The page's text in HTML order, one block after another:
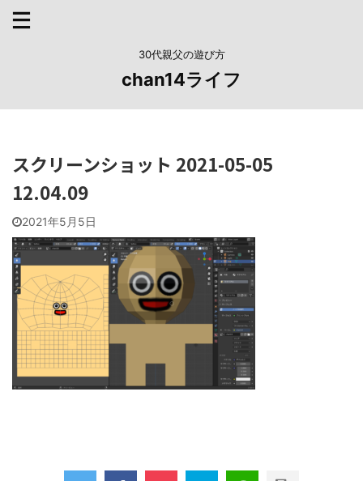
30代親父の遊び方
chan14ライフ
スクリーンショット 2021-05-05
12.04.09
2021年5月5日